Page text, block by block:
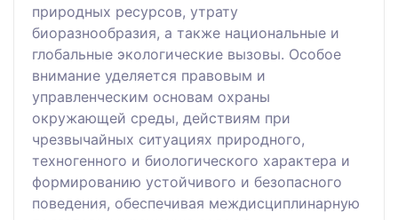
природных ресурсов, утрату
биоразнообразия, а также национальные и
глобальные экологические вызовы. Особое
внимание уделяется правовым и
управленческим основам охраны
окружающей среды, действиям при
чрезвычайных ситуациях природного,
техногенного и биологического характера и
формированию устойчивого и безопасного
поведения, обеспечивая междисциплинарную